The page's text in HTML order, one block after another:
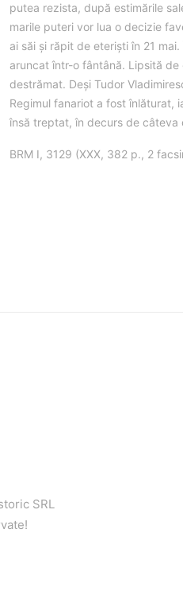
putea rezista, după estimările
marile puteri vor lua o decizie
ai săi și răpit de eteriști în 21
aruncat într-o fântână. Lipsită
destrămat. Deși Tudor
Regimul fanariot a fost înlăturat,
însă treptat, în decurs de câteva
BRM I, 3129 (XXX, 382 p., 2
SRL